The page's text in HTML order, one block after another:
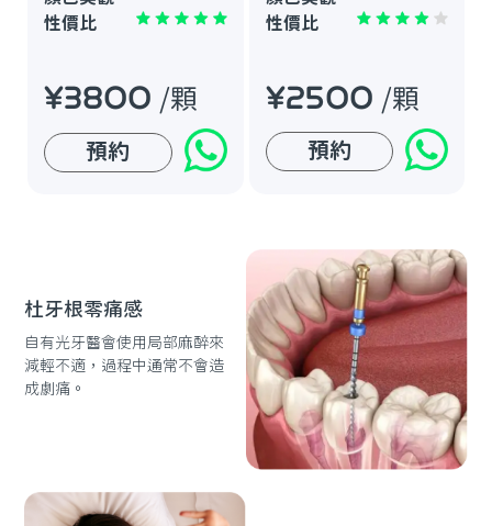
性價比
¥3800 /顆
預約
性價比
¥2500 /顆
預約
杜牙根零痛感
自有光牙醫會使用局部麻醉來
減輕不適，過程中通常不會造
成劇痛。